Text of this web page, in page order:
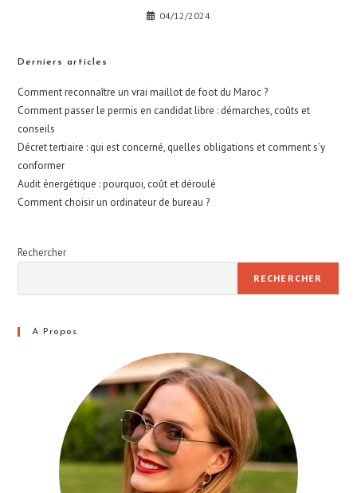
04/12/2024
Derniers articles
Comment reconnaître un vrai maillot de foot du Maroc ?
Comment passer le permis en candidat libre : démarches, coûts et
conseils
Décret tertiaire : qui est concerné, quelles obligations et comment s’y
conformer
Audit énergétique : pourquoi, coût et déroulé
Comment choisir un ordinateur de bureau ?
Rechercher
RECHERCHER
A Propos